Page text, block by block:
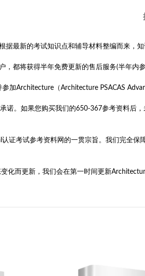
最新的考试知识点和辅导材料整编而来，
，都将获得半年免费更新的售后服务(半年内
加Architecture（Architecture PSACAS
承诺。如果您购买我们的650-367参考资料
证考试参考资料网的一贯宗旨。我们完全
化而更新，我们会在第一时间更新